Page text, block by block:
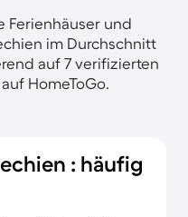
Ferienhäuser und
im Durchschnitt
auf 7 verifizierten
HomeToGo.
: häufig